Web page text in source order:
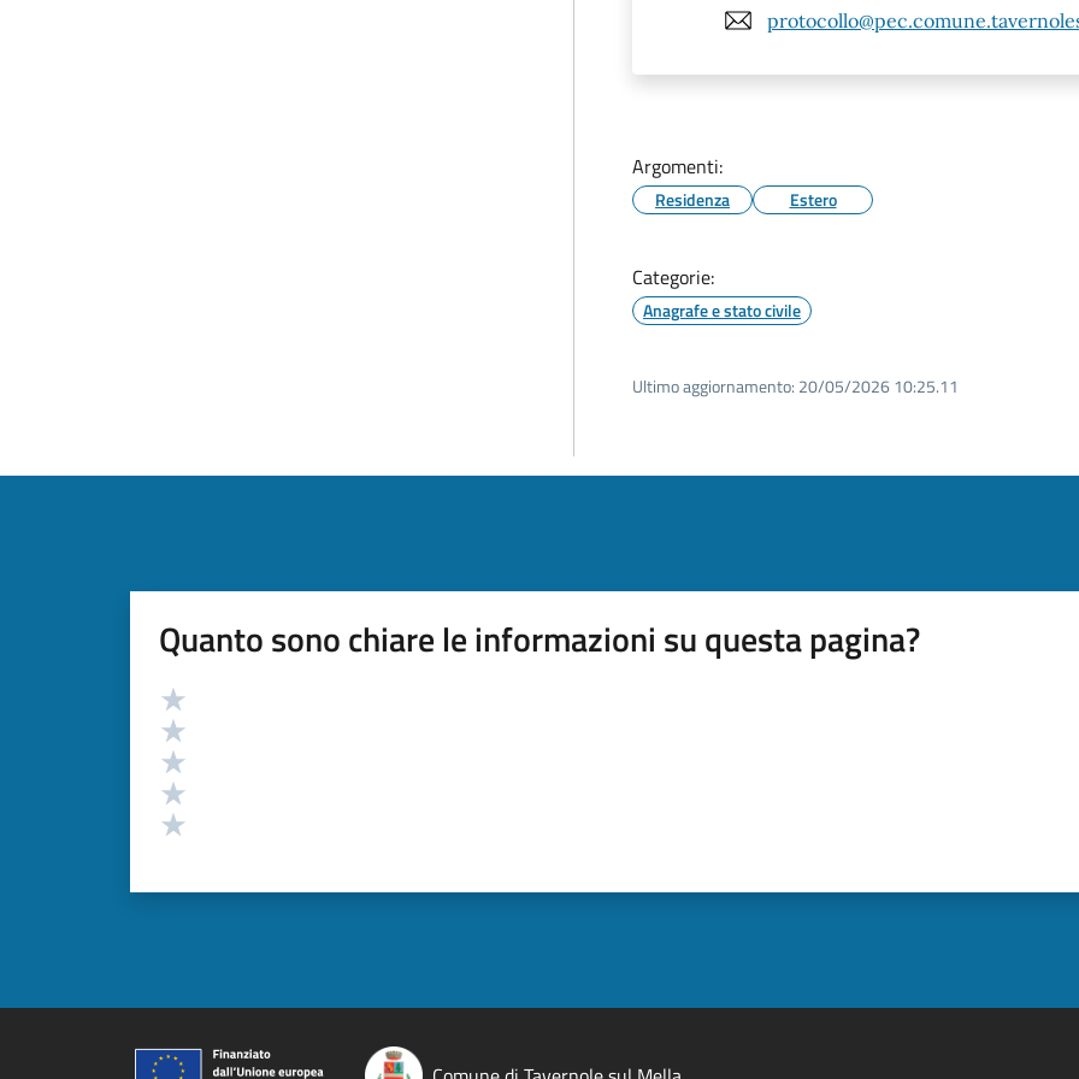
Argomenti:
Residenza Estero
Categorie:
Anagrafe e stato civile
Ultimo aggiornamento: 20/05/2026 10:25.11
Quanto sono chiare le informazioni su questa pagina?
Valutazione